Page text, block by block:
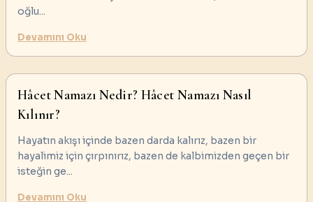
oğlu...
Devamını Oku
Hâcet Namazı Nedir? Hâcet Namazı Nasıl
Kılınır?
Hayatın akışı içinde bazen darda kalırız, bazen bir
hayalimiz için çırpınırız, bazen de kalbimizden geçen bir
isteğin ge...
Devamını Oku